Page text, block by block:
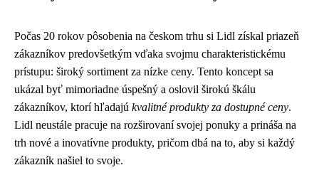
Počas 20 rokov pôsobenia na českom trhu si Lidl získal priazeň
zákazníkov predovšetkým vďaka svojmu charakteristickému
prístupu: široký sortiment za nízke ceny. Tento koncept sa
ukázal byť mimoriadne úspešný a oslovil širokú škálu
zákazníkov, ktorí hľadajú kvalitné produkty za dostupné ceny.
Lidl neustále pracuje na rozširovaní svojej ponuky a prináša na
trh nové a inovatívne produkty, pričom dbá na to, aby si každý
zákazník našiel to svoje.